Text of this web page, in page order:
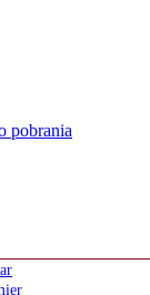
pobrania